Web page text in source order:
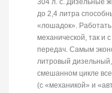
304 л. с. Дизельные
до 2,4 литра
«лошадок». Работать
механической, так и
передач. Самым
литровый
смешанном цикле
(с «механикой» и